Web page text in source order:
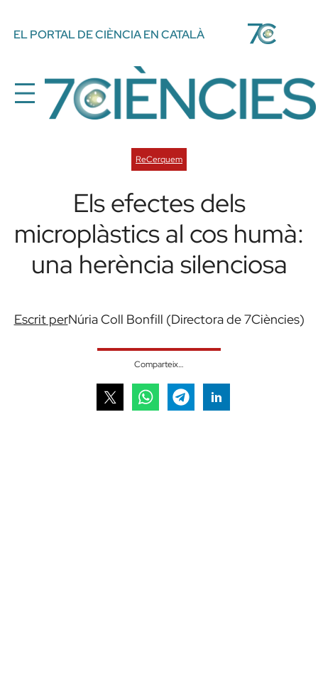
EL PORTAL DE CIÈNCIA EN CATALÀ
ReCerquem
Els efectes dels
microplàstics al cos humà:
una herència silenciosa
Escrit perNúria Coll Bonfill (Directora de 7Ciències)
Comparteix…